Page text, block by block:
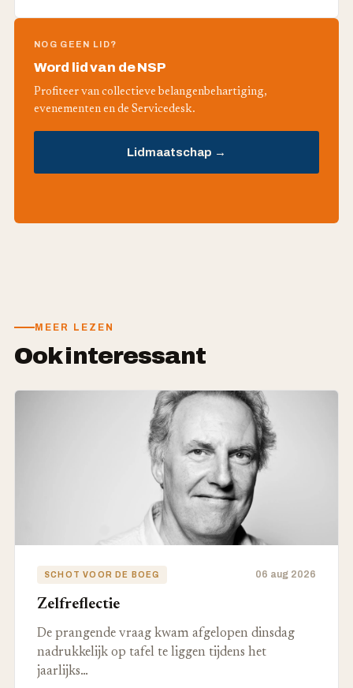
NOG GEEN LID?
Word lid van de NSP
Profiteer van collectieve belangenbehartiging,
evenementen en de Servicedesk.
Lidmaatschap →
MEER LEZEN
Ook interessant
SCHOT VOOR DE BOEG 06 aug 2026
Zelfreflectie
De prangende vraag kwam afgelopen dinsdag
nadrukkelijk op tafel te liggen tijdens het
jaarlijks…